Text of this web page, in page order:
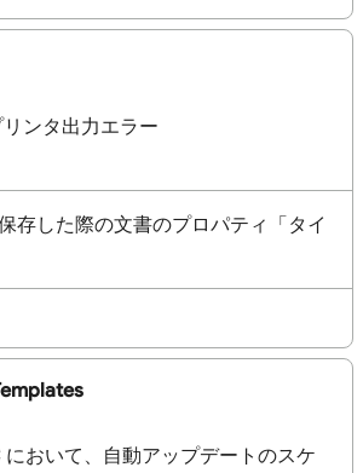
ンタ出力エラー
存した際の文書のプロパティ「タイ
において、自動アップデートのスケ